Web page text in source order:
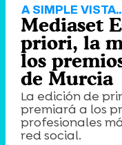
A SIMPLE
Mediaset
priori, la
los
de Murcia
La edición de
premiará a los
profesionales
red social.